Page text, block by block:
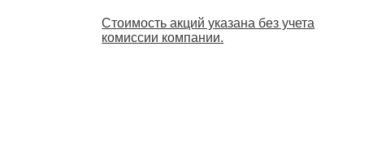
Стоимость акций указана без учета
комиссии компании.